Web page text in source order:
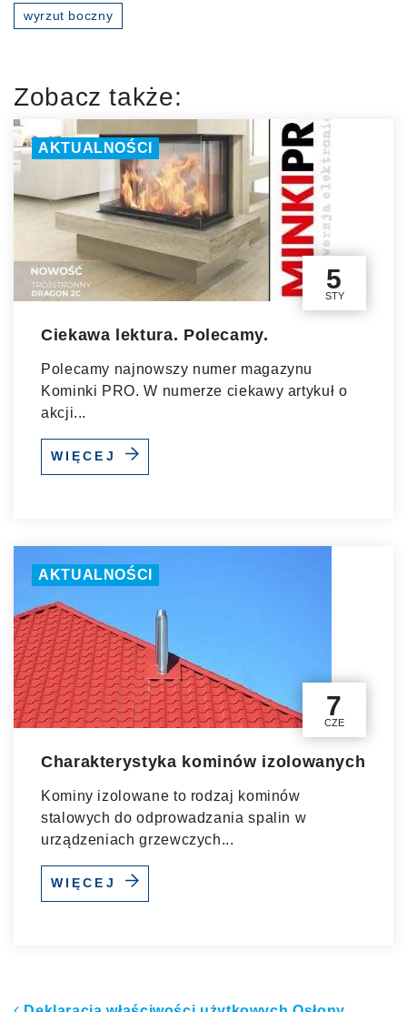
wyrzut boczny
Zobacz także:
AKTUALNOŚCI
5
STY
Ciekawa lektura. Polecamy.
Polecamy najnowszy numer magazynu
Kominki PRO. W numerze ciekawy artykuł o
akcji...
WIĘCEJ
AKTUALNOŚCI
7
CZE
Charakterystyka kominów izolowanych
Kominy izolowane to rodzaj kominów
stalowych do odprowadzania spalin w
urządzeniach grzewczych...
WIĘCEJ